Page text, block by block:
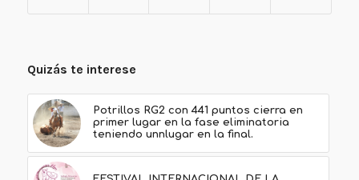
Quizás te interese
Potrillos RG2 con 441 puntos cierra en
primer lugar en la fase eliminatoria
teniendo unnlugar en la final.